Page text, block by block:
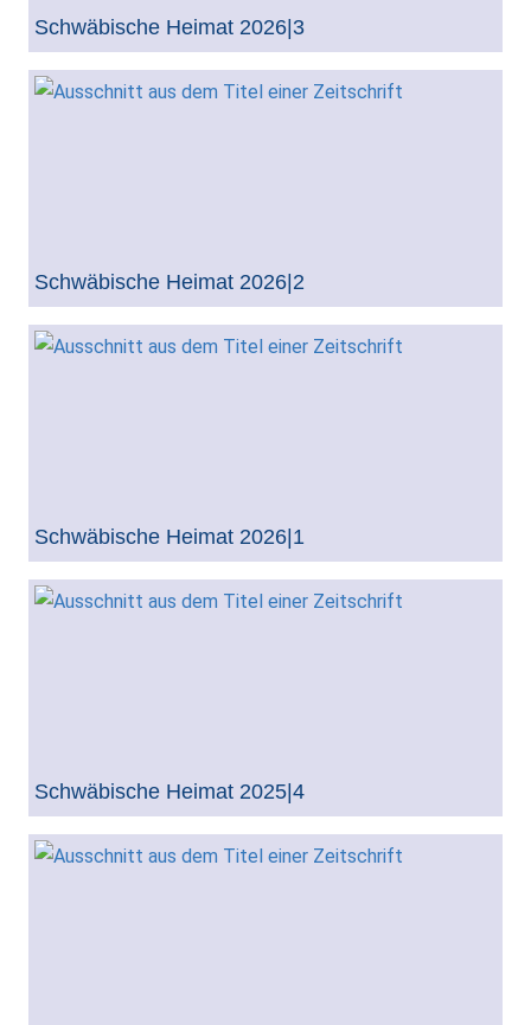
Schwäbische Heimat 2026|3
Schwäbische Heimat 2026|2
Schwäbische Heimat 2026|1
Schwäbische Heimat 2025|4